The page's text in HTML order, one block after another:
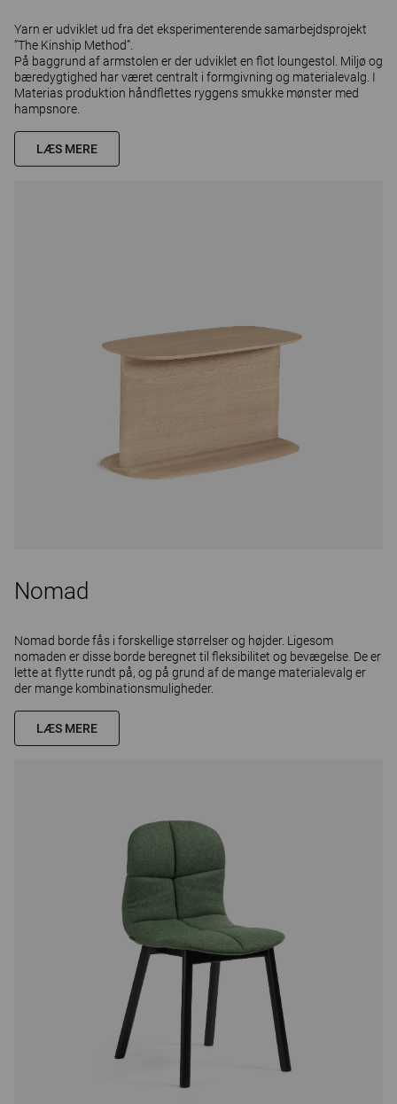
Yarn er udviklet ud fra det eksperimenterende samarbejdsprojekt
”The Kinship Method”.
På baggrund af armstolen er der udviklet en flot loungestol. Miljø og
bæredygtighed har været centralt i formgivning og materialevalg. I
Materias produktion håndflettes ryggens smukke mønster med
hampsnore.
LÆS MERE
Nomad
Nomad borde fås i forskellige størrelser og højder. Ligesom
nomaden er disse borde beregnet til fleksibilitet og bevægelse. De er
lette at flytte rundt på, og på grund af de mange materialevalg er
der mange kombinationsmuligheder.
LÆS MERE